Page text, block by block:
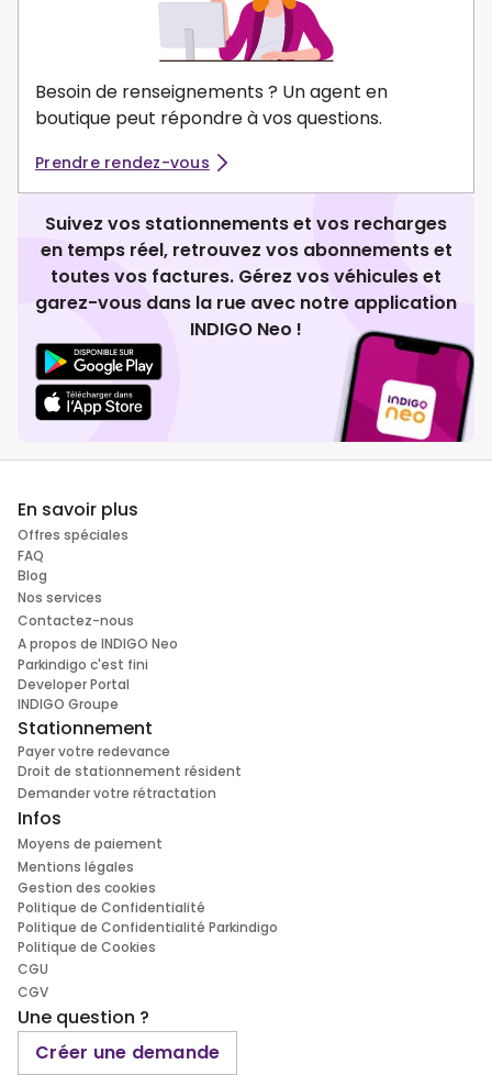
Besoin de renseignements ? Un agent en
boutique peut répondre à vos questions.
Prendre rendez-vous
Suivez vos stationnements et vos recharges
en temps réel, retrouvez vos abonnements et
toutes vos factures. Gérez vos véhicules et
garez-vous dans la rue avec notre application
INDIGO Neo !
En savoir plus
Offres spéciales
FAQ
Blog
Nos services
Contactez-nous
A propos de INDIGO Neo
Parkindigo c'est fini
Developer Portal
INDIGO Groupe
Stationnement
Payer votre redevance
Droit de stationnement résident
Demander votre rétractation
Infos
Moyens de paiement
Mentions légales
Gestion des cookies
Politique de Confidentialité
Politique de Confidentialité Parkindigo
Politique de Cookies
CGU
CGV
Une question ?
Créer une demande